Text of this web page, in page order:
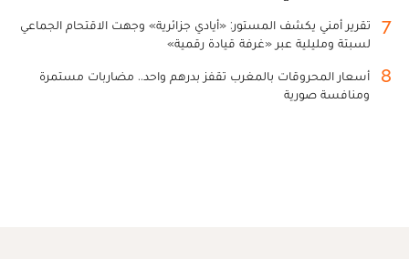
7
تقرير أمني يكشف المستور: «أيادي جزائرية» وجهت الاقتحام الجماعي
لسبتة ومليلية عبر «غرفة قيادة رقمية»
8
أسعار المحروقات بالمغرب تقفز بدرهم واحد.. مضاربات مستمرة
ومنافسة صورية